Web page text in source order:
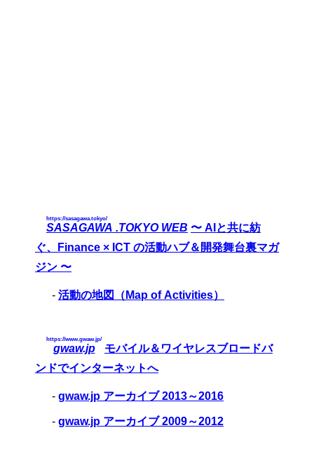
SASAGAWA .TOKYO WEB
https://sasagawa.tokyo/
〜 AIと共に紡
ぐ、Finance × ICT の活動ハブ＆開発舞台裏マガ
ジン 〜
- 活動の地図（Map of Activities）
gwaw.jp
https://www.gwaw.jp/
モバイル＆ワイヤレスブロードバ
ンドでインターネットへ
- gwaw.jp アーカイブ 2013～2016
- gwaw.jp アーカイブ 2009～2012